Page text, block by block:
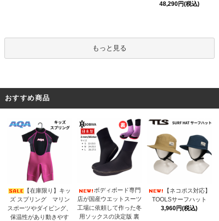
48,290円(税込)
もっと見る
おすすめ商品
【在庫限り】キッ
ズ スプリング マリン
スポーツやダイビング、
保温性があり動きやす
ボディボード専門
店が国産ウエットスーツ
工場に依頼して作った冬
用ソックスの決定版 裏
【ネコポス対応】
TOOLSサーフハット
3,960円(税込)